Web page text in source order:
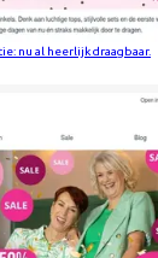
nu al heerlijk draagbaar.